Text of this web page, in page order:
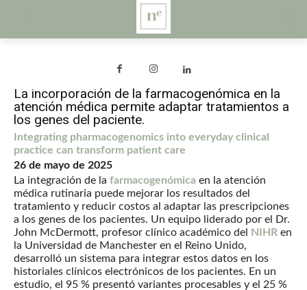
La incorporación de la farmacogenómica en la
atención médica permite adaptar tratamientos a
los genes del paciente.
Integrating pharmacogenomics into everyday clinical
practice can transform patient care
26 de mayo de 2025
La integración de la farmacogenómica en la atención
médica rutinaria puede mejorar los resultados del
tratamiento y reducir costos al adaptar las prescripciones
a los genes de los pacientes. Un equipo liderado por el Dr.
John McDermott, profesor clínico académico del
NIHR en
la Universidad de Manchester en el Reino Unido,
desarrolló un sistema para integrar estos datos en los
historiales clínicos electrónicos de los pacientes. En un
estudio, el 95 % presentó variantes procesables y el 25 %